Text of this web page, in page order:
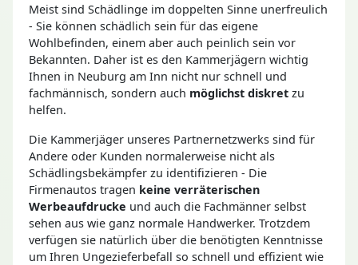
Meist sind Schädlinge im doppelten Sinne unerfreulich
- Sie können schädlich sein für das eigene
Wohlbefinden, einem aber auch peinlich sein vor
Bekannten. Daher ist es den Kammerjägern wichtig
Ihnen in Neuburg am Inn nicht nur schnell und
fachmännisch, sondern auch möglichst diskret zu
helfen.
Die Kammerjäger unseres Partnernetzwerks sind für
Andere oder Kunden normalerweise nicht als
Schädlingsbekämpfer zu identifizieren - Die
Firmenautos tragen keine verräterischen
Werbeaufdrucke und auch die Fachmänner selbst
sehen aus wie ganz normale Handwerker. Trotzdem
verfügen sie natürlich über die benötigten Kenntnisse
um Ihren Ungezieferbefall so schnell und effizient wie